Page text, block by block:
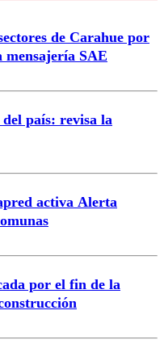
de Carahue por
mensajería SAE
país: revisa la
activa Alerta
por el fin de la